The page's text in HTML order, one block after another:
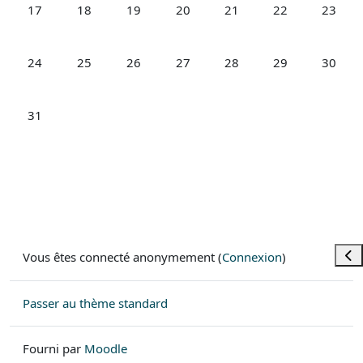
Aucun événement, lundi 17 août
17 Aucun événement, mardi 18 août
18 Aucun événement, mercredi 19 août
19 Aucun événement, jeudi 20 août
20 Aucun événement,
21 Aucun
22 Aucun
23
Aucun événement, lundi 24 août
24 Aucun événement, mardi 25 août
25 Aucun événement, mercredi 26 août
26 Aucun événement, jeudi 27 août
27 Aucun événement,
28 Aucun
29 Aucun
30
Aucun événement, lundi 31 août
31
Vous êtes connecté anonymement (Connexion)
Passer au thème standard
Fourni par Moodle